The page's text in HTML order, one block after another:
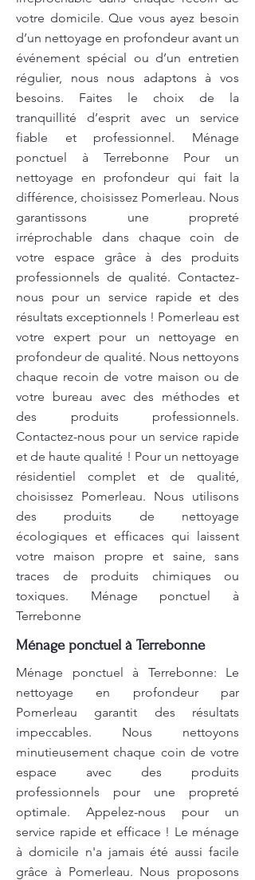
votre domicile. Que vous ayez besoin
d’un nettoyage en profondeur avant un
événement spécial ou d’un entretien
régulier, nous nous adaptons à vos
besoins. Faites le choix de la
tranquillité d’esprit avec un service
fiable et professionnel. Ménage
ponctuel à Terrebonne Pour un
nettoyage en profondeur qui fait la
différence, choisissez Pomerleau. Nous
garantissons une propreté
irréprochable dans chaque coin de
votre espace grâce à des produits
professionnels de qualité. Contactez-
nous pour un service rapide et des
résultats exceptionnels ! Pomerleau est
votre expert pour un nettoyage en
profondeur de qualité. Nous nettoyons
chaque recoin de votre maison ou de
votre bureau avec des méthodes et
des produits professionnels.
Contactez-nous pour un service rapide
et de haute qualité ! Pour un nettoyage
résidentiel complet et de qualité,
choisissez Pomerleau. Nous utilisons
des produits de nettoyage
écologiques et efficaces qui laissent
votre maison propre et saine, sans
traces de produits chimiques ou
toxiques. Ménage ponctuel à
Terrebonne
Ménage ponctuel à Terrebonne
Ménage ponctuel à Terrebonne: Le
nettoyage en profondeur par
Pomerleau garantit des résultats
impeccables. Nous nettoyons
minutieusement chaque coin de votre
espace avec des produits
professionnels pour une propreté
optimale. Appelez-nous pour un
service rapide et efficace ! Le ménage
à domicile n'a jamais été aussi facile
grâce à Pomerleau. Nous proposons